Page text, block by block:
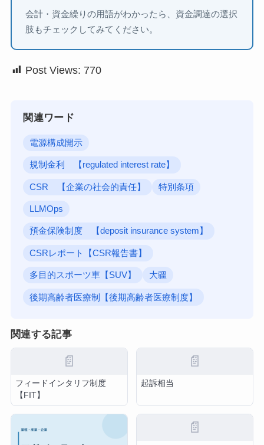
会計・資金繰りの用語がわかったら、資金調達の選択
肢もチェックしてみてください。
Post Views: 770
関連ワード
電源構成開示
規制金利 【regulated interest rate】
CSR 【企業の社会的責任】 特別条項
LLMOps
預金保険制度 【deposit insurance system】
CSRレポート【CSR報告書】
多目的スポーツ車【SUV】 大疆
後期高齢者医療制【後期高齢者医療制度】
関連する記事
📄
フィードインタリフ制度
【FIT】
📄
起訴相当
📄